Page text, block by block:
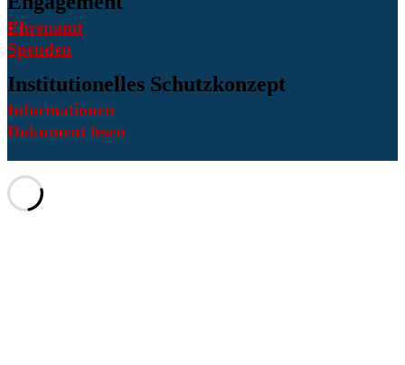
Ehrenamt
Spenden
Institutionelles Schutzkonzept
Informationen
Dokument lesen